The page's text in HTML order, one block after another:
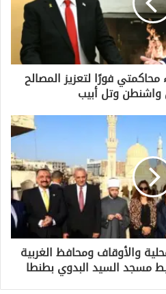
فورًا لتعزيز المصالح
واشنطن وتل أبيب
والأوقاف ومحافظ الغربية
مسجد السيد البدوي بطنطا